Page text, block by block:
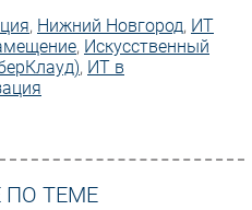
, Нижний Новгород, ИТ
, Искусственный
, ИТ в
ПО ТЕМЕ